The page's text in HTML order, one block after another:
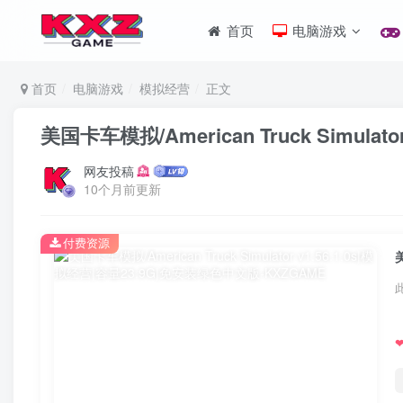
首页 电脑游戏
首页 电脑游戏 模拟经营 正文
美国卡车模拟/American Truck
网友投稿
10个月前更新
❤
付费资源